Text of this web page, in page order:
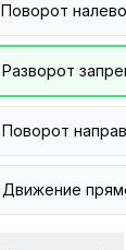
Поворот
Разворот
Поворот
Движение